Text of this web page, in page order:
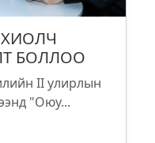
БОЛЛОО
II улирлын
"Оюу...